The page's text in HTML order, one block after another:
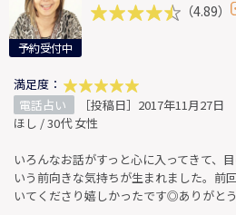
予約受付中
（4.89）
満足度：
電話占い
［投稿日］2017年11月27日
ほし / 30代 女性
いろんなお話がすっと心に入ってきて、
いう前向きな気持ちが生まれました。前
いてくださり嬉しかったです◎ありがと